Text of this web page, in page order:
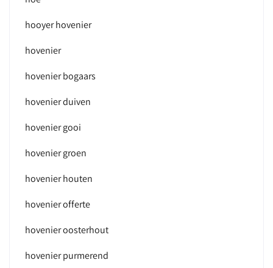
hooyer hovenier
hovenier
hovenier bogaars
hovenier duiven
hovenier gooi
hovenier groen
hovenier houten
hovenier offerte
hovenier oosterhout
hovenier purmerend